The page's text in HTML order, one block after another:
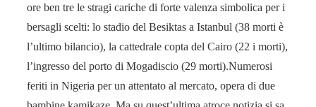
ore ben tre le stragi cariche di forte valenza simbolica per i
bersagli scelti: lo stadio del Besiktas a Istanbul (38 morti è
l’ultimo bilancio), la cattedrale copta del Cairo (22 i morti),
l’ingresso del porto di Mogadiscio (29 morti).Numerosi
feriti in Nigeria per un attentato al mercato, opera di due